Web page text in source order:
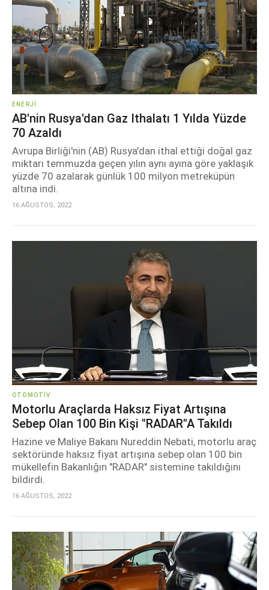
ENERJI
AB'nin Rusya'dan Gaz Ithalatı 1 Yılda Yüzde
70 Azaldı
Avrupa Birliği'nin (AB) Rusya'dan ithal ettiği doğal gaz
miktarı temmuzda geçen yılın aynı ayına göre yaklaşık
yüzde 70 azalarak günlük 100 milyon metreküpün
altına indi.
16 AĞUSTOS, 2022
OTOMOTIV
Motorlu Araçlarda Haksız Fiyat Artışına
Sebep Olan 100 Bin Kişi "RADAR"a Takıldı
Hazine ve Maliye Bakanı Nureddin Nebati, motorlu araç
sektöründe haksız fiyat artışına sebep olan 100 bin
mükellefin Bakanlığın "RADAR" sistemine takıldığını
bildirdi.
16 AĞUSTOS, 2022